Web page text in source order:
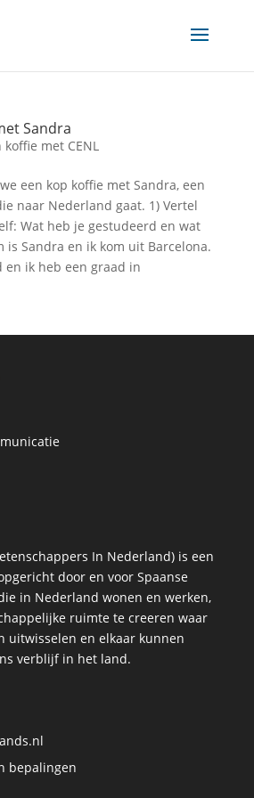
Sandra
koffie met CENL
een kop koffie met Sandra, een
naar Nederland gaat. 1) Vertel
Wat heb je gestudeerd en wat
is Sandra en ik kom uit Barcelona.
en ik heb een graad in
In Nederland) is een
door en voor Spaanse
in Nederland wonen en werken,
ruimte te creeren waar
uitwisselen en elkaar kunnen
verblijf in het land.
bepalingen